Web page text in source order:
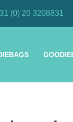
(0) 20 3208831